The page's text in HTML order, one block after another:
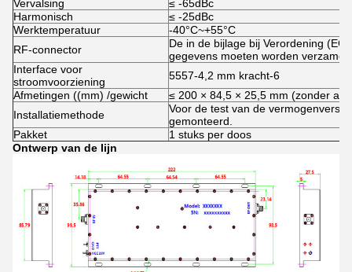
Vervalsing
≤ -65dBc
Harmonisch
≤ -25dBc
Werktemperatuur
-40°C~+55°C
RF-connector
De in de bijlage bij Verordening
gegevens moeten worden
Interface voor
stroomvoorziening
5557-4,2 mm kracht-6
Afmetingen ((mm) /gewicht
≤ 200 × 84,5 × 25,5 mm (zonder
Installatiemethode
Voor de test van de
gemonteerd.
Pakket
1 stuks per doos
Ontwerp van de lijn